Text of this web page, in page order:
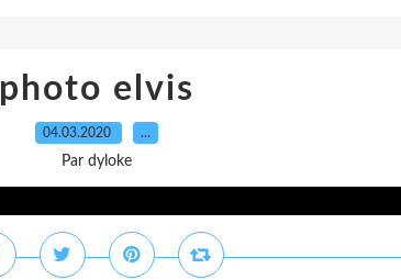
photo elvis
04.03.2020 …
Par dyloke